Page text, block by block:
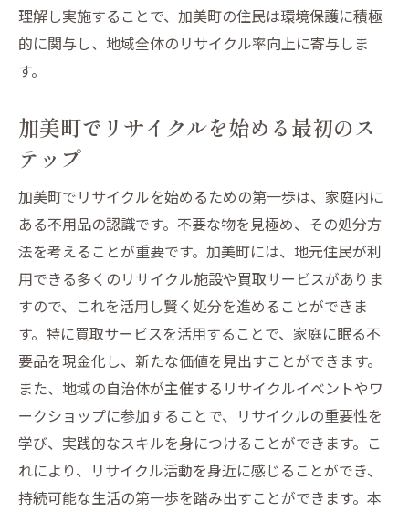
理解し実施することで、加美町の住民は環境保護に積極
的に関与し、地域全体のリサイクル率向上に寄与しま
す。
加美町でリサイクルを始める最初のス
テップ
加美町でリサイクルを始めるための第一歩は、家庭内に
ある不用品の認識です。不要な物を見極め、その処分方
法を考えることが重要です。加美町には、地元住民が利
用できる多くのリサイクル施設や買取サービスがありま
すので、これを活用し賢く処分を進めることができま
す。特に買取サービスを活用することで、家庭に眠る不
要品を現金化し、新たな価値を見出すことができます。
また、地域の自治体が主催するリサイクルイベントやワ
ークショップに参加することで、リサイクルの重要性を
学び、実践的なスキルを身につけることができます。こ
れにより、リサイクル活動を身近に感じることができ、
持続可能な生活の第一歩を踏み出すことができます。本